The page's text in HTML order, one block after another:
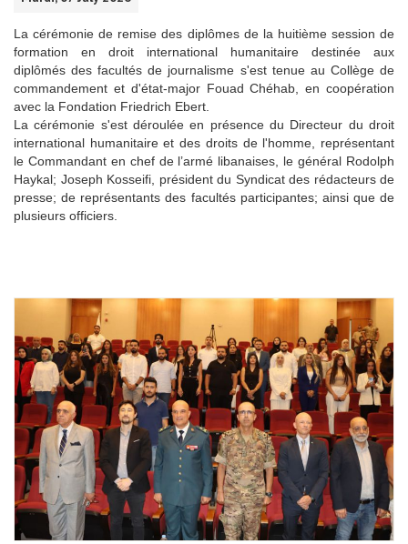
La cérémonie de remise des diplômes de la huitième session de
formation en droit international humanitaire destinée aux
diplômés des facultés de journalisme s'est tenue au Collège de
commandement et d'état-major Fouad Chéhab, en coopération
avec la Fondation Friedrich Ebert.
La cérémonie s'est déroulée en présence du Directeur du droit
international humanitaire et des droits de l'homme, représentant
le Commandant en chef de l’armé libanaises, le général Rodolph
Haykal; Joseph Kosseifi, président du Syndicat des rédacteurs de
presse; de représentants des facultés participantes; ainsi que de
plusieurs officiers.